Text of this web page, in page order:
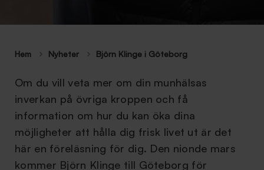
Hem Nyheter Björn Klinge i Göteborg
Om du vill veta mer om din munhälsas
inverkan på övriga kroppen och få
information om hur du kan öka dina
möjligheter att hålla dig frisk livet ut är det
här en föreläsning för dig. Den nionde mars
kommer Björn Klinge till Göteborg för